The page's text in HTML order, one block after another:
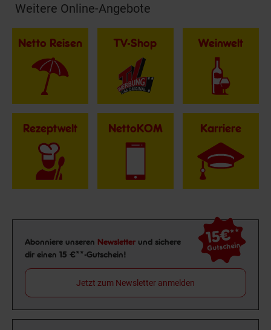
Fußzeile
Weitere Online-Angebote
Netto Reisen TV-Shop Weinwelt
Rezeptwelt NettoKOM Karriere
Newsletter Anmeldung
Abonniere unseren Newsletter und sichere
dir einen 15 €**-Gutschein!
15€**
Gutschein
Jetzt zum Newsletter anmelden